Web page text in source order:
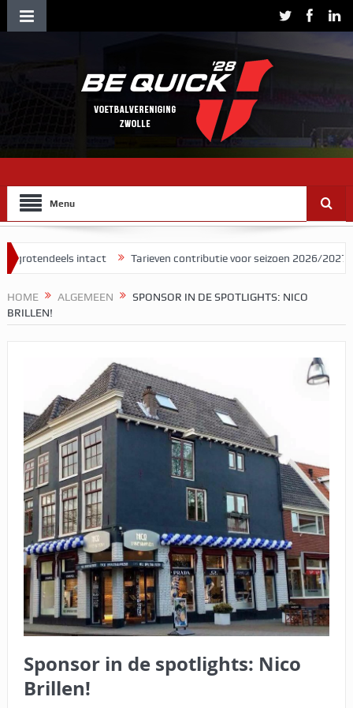
Menu
intact Tarieven contributie voor seizoen 2026/2027
HOME ALGEMEEN
SPONSOR IN DE SPOTLIGHTS: NICO
BRILLEN!
Sponsor in de spotlights: Nico
Brillen!